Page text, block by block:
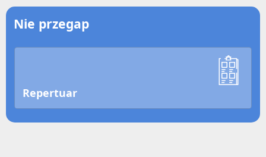
Nie przegap
Repertuar